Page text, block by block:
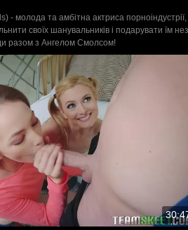
молода та амбітна актриса
своїх шанувальників і подарувати їм
разом з Ангелом Смолсом!